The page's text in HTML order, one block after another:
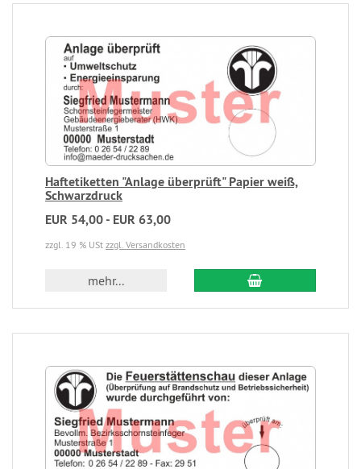
Haftetiketten "Anlage überprüft" Papier weiß,
Schwarzdruck
EUR 54,00 - EUR 63,00
zzgl. 19 % USt zzgl. Versandkosten
mehr...